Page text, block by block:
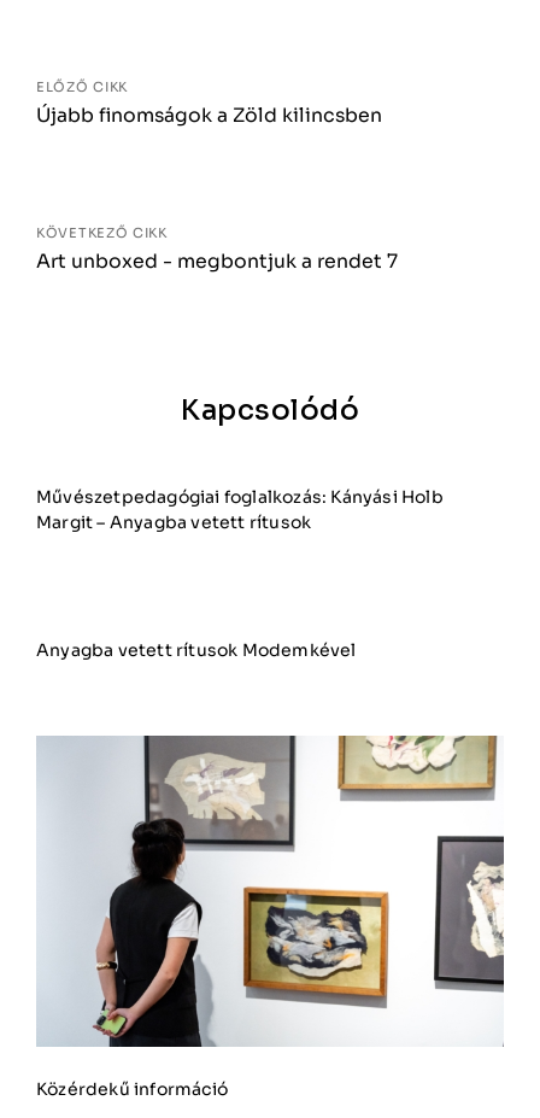
ELŐZŐ CIKK
Újabb finomságok a Zöld kilincsben
KÖVETKEZŐ CIKK
Art unboxed - megbontjuk a rendet 7
Kapcsolódó
Művészetpedagógiai foglalkozás: Kányási Holb
Margit – Anyagba vetett rítusok
Anyagba vetett rítusok Modemkével
Közérdekű információ